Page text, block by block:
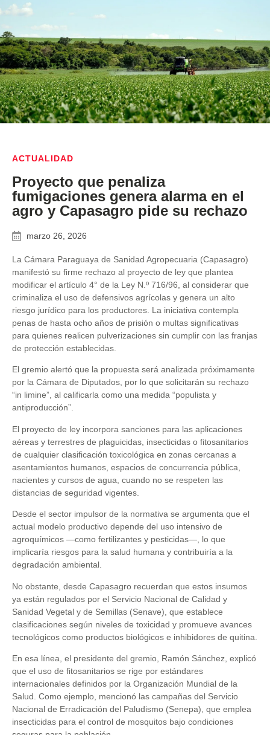
ACTUALIDAD
Proyecto que penaliza
fumigaciones genera alarma en el
agro y Capasagro pide su rechazo
marzo 26, 2026
La Cámara Paraguaya de Sanidad Agropecuaria (Capasagro)
manifestó su firme rechazo al proyecto de ley que plantea
modificar el artículo 4° de la Ley N.º 716/96, al considerar que
criminaliza el uso de defensivos agrícolas y genera un alto
riesgo jurídico para los productores. La iniciativa contempla
penas de hasta ocho años de prisión o multas significativas
para quienes realicen pulverizaciones sin cumplir con las franjas
de protección establecidas.
El gremio alertó que la propuesta será analizada próximamente
por la Cámara de Diputados, por lo que solicitarán su rechazo
“in limine”, al calificarla como una medida “populista y
antiproducción”.
El proyecto de ley incorpora sanciones para las aplicaciones
aéreas y terrestres de plaguicidas, insecticidas o fitosanitarios
de cualquier clasificación toxicológica en zonas cercanas a
asentamientos humanos, espacios de concurrencia pública,
nacientes y cursos de agua, cuando no se respeten las
distancias de seguridad vigentes.
Desde el sector impulsor de la normativa se argumenta que el
actual modelo productivo depende del uso intensivo de
agroquímicos —como fertilizantes y pesticidas—, lo que
implicaría riesgos para la salud humana y contribuiría a la
degradación ambiental.
No obstante, desde Capasagro recuerdan que estos insumos
ya están regulados por el Servicio Nacional de Calidad y
Sanidad Vegetal y de Semillas (Senave), que establece
clasificaciones según niveles de toxicidad y promueve avances
tecnológicos como productos biológicos e inhibidores de quitina.
En esa línea, el presidente del gremio, Ramón Sánchez, explicó
que el uso de fitosanitarios se rige por estándares
internacionales definidos por la Organización Mundial de la
Salud. Como ejemplo, mencionó las campañas del Servicio
Nacional de Erradicación del Paludismo (Senepa), que emplea
insecticidas para el control de mosquitos bajo condiciones